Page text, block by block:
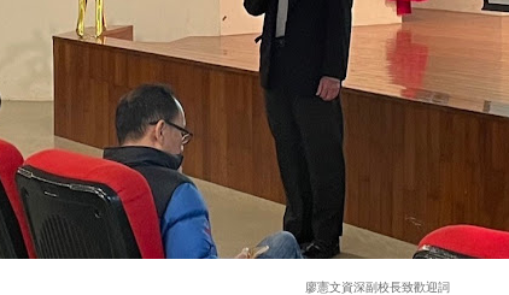
廖憲文資深副校長致歡迎詞